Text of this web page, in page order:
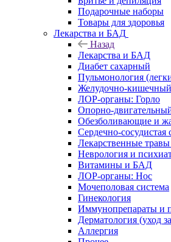
Подарочные наборы
Товары для здоровья
Лекарства и БАД
Назад
Лекарства и БАД
Диабет сахарный
Пульмонология
Желудочно-кишечный
ЛОР-органы: Горло
Опорно-
Обезболивающие и
Сердечно-сосудистая
Лекарственные
Неврология и
Витамины и БАД
ЛОР-органы: Нос
Мочеполовая система
Гинекология
Иммунопрепараты и
Дерматология (уход
Аллергия